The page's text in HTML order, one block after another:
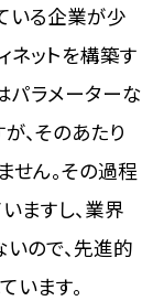
いる企業が少
ネットを構築す
パラメーターな
、そのあたり
せん。その過程
ますし、業界
ので、先進的
います。